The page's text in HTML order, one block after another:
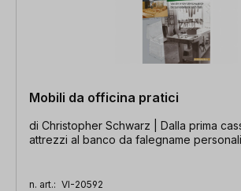
Mobili da officina pratici
di Christopher Schwarz | Dalla prima
attrezzi al banco da falegname
n. art.: VI-20592